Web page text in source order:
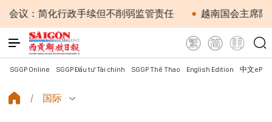
化行政手续但不削弱监管责任 越南国会主席陈青敏会见
SGGP Online SGGP Đầu tư Tài chính SGGP Thể Thao English Edition 中文
国际